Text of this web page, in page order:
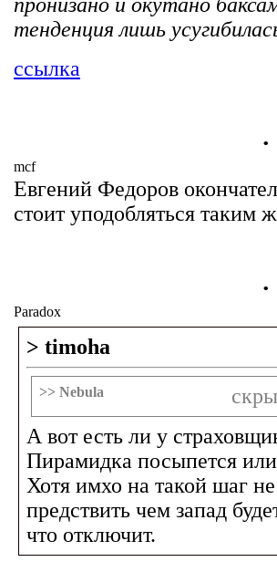
тенденция лишь
ссылка
.
mcf
Евгений Федоров
стоит уподобляться таким
.
Paradox
> timoha
>> Nebula
А вот есть ли у
Пирамидка посыпется
Хотя имхо на такой шаг
предствить чем запад
что отключит.